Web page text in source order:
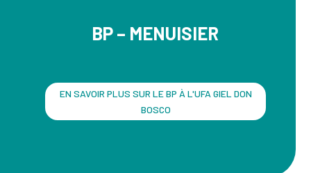
BP – MENUISIER
EN SAVOIR PLUS SUR LE BP À L'UFA GIEL DON
BOSCO